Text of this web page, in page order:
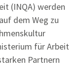
(INQA) werden
dem Weg zu
für Arbeit
Partnern